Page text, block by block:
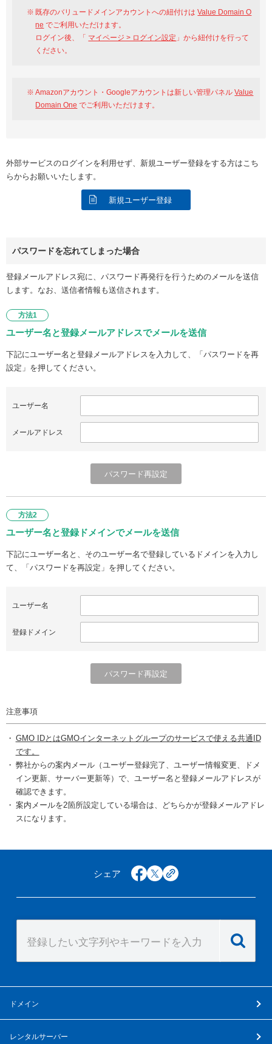
既存のバリュードメインアカウントへの紐付けはValue Domain O
ne でご利用いただけます。
ログイン後、「 マイページ > ログイン設定 」から紐付けを行って
ください。
Amazonアカウント・Googleアカウントは新しい管理パネルValue
Domain One でご利用いただけます。
外部サービスのログインを利用せず、新規ユーザー登録をする方はこち
らからお願いいたします。
新規ユーザー登録
パスワードを忘れてしまった場合
登録メールアドレス宛に、パスワード再発行を行うためのメールを送信
します。なお、送信者情報も送信されます。
方法1
ユーザー名と登録メールアドレスでメールを送信
下記にユーザー名と登録メールアドレスを入力して、「パスワードを再
設定」を押してください。
ユーザー名
メールアドレス
方法2
ユーザー名と登録ドメインでメールを送信
下記にユーザー名と、そのユーザー名で登録しているドメインを入力し
て、「パスワードを再設定」を押してください。
ユーザー名
登録ドメイン
注意事項
GMO IDとはGMOインターネットグループのサービスで使える共通ID
です。
弊社からの案内メール（ユーザー登録完了、ユーザー情報変更、ドメ
イン更新、サーバー更新等）で、ユーザー名と登録メールアドレスが
確認できます。
案内メールを2箇所設定している場合は、どちらかが登録メールアドレ
スになります。
シェア facebook
x copy
ドメイン
レンタルサーバー